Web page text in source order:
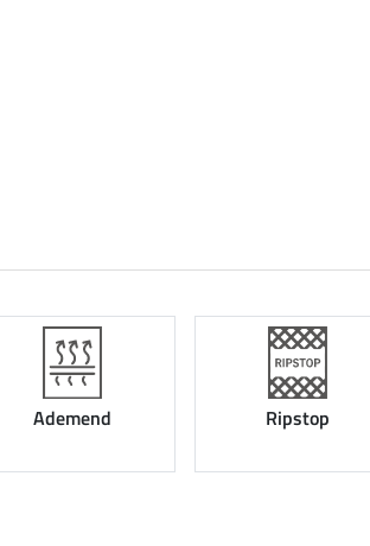
Ademend Ripstop